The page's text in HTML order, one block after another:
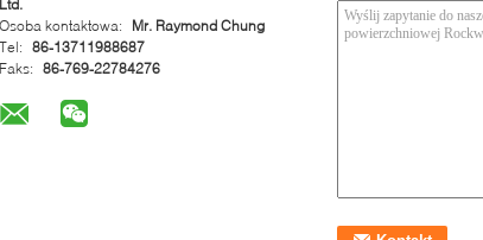
Ltd.
Osoba kontaktowa:
Mr. Raymond Chung
Tel: 86-13711988687
Faks: 86-769-22784276